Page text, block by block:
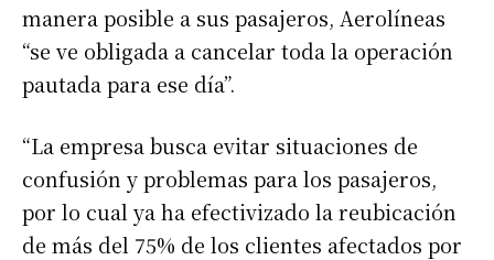
manera posible a sus pasajeros, Aerolíneas
“se ve obligada a cancelar toda la operación
pautada para ese día”.
“La empresa busca evitar situaciones de
confusión y problemas para los pasajeros,
por lo cual ya ha efectivizado la reubicación
de más del 75% de los clientes afectados por